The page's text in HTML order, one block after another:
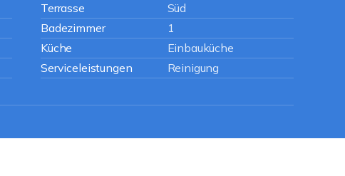
Terrasse
Süd
Badezimmer
1
Küche
Einbauküche
Serviceleistungen
Reinigung